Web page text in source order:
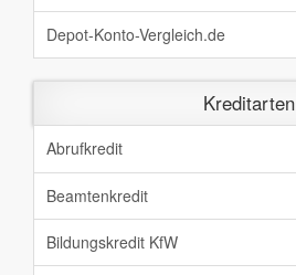
Depot-Konto-Vergleich.de
Kreditarten
Abrufkredit
Beamtenkredit
Bildungskredit KfW